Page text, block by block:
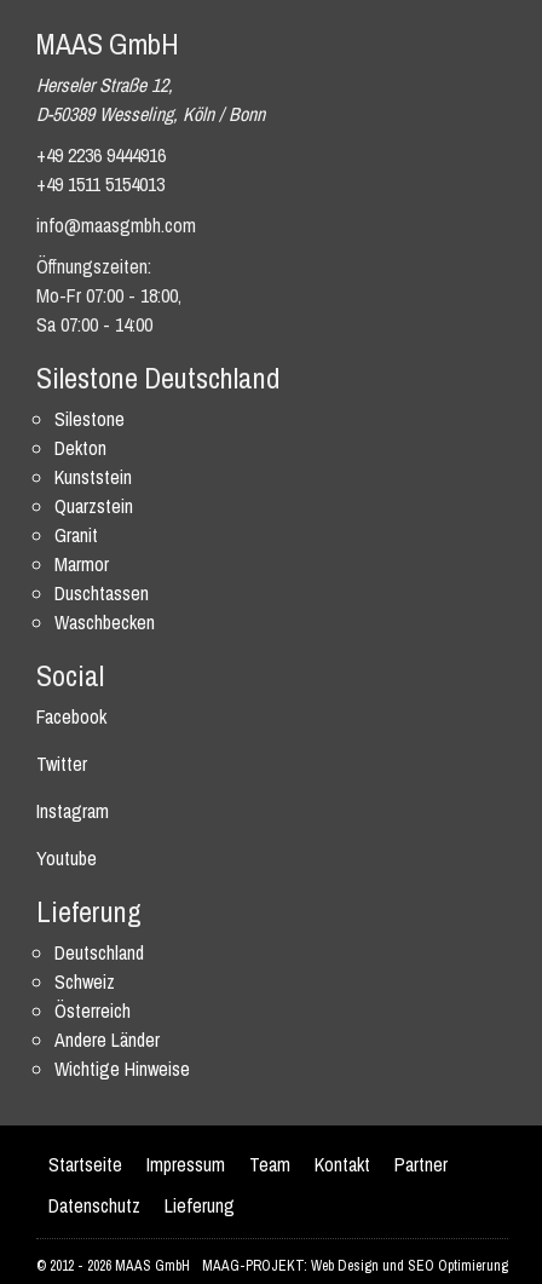
MAAS GmbH
Herseler Straße 12,
D-50389 Wesseling, Köln / Bonn
+49 2236 9444916
+49 1511 5154013
info@maasgmbh.com
Öffnungszeiten:
Mo-Fr 07:00 - 18:00,
Sa 07:00 - 14:00
Silestone Deutschland
Silestone
Dekton
Kunststein
Quarzstein
Granit
Marmor
Duschtassen
Waschbecken
Social
Facebook
Twitter
Instagram
Youtube
Lieferung
Deutschland
Schweiz
Österreich
Andere Länder
Wichtige Hinweise
Startseite Impressum Team Kontakt
Partner
Datenschutz
Lieferung
© 2012 - 2026 MAAS GmbH MAAG-PROJEKT: Web Design und SEO Optimierung